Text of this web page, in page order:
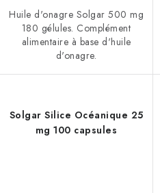
Huile d'onagre Solgar 500 mg
180 gélules. Complément
alimentaire à base d'huile
d'onagre.
Solgar Silice Océanique 25
mg 100 capsules